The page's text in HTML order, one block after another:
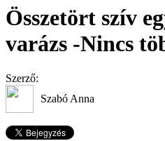
Összetört szív
varázs -Nincs
Szerző:
Szabó Anna